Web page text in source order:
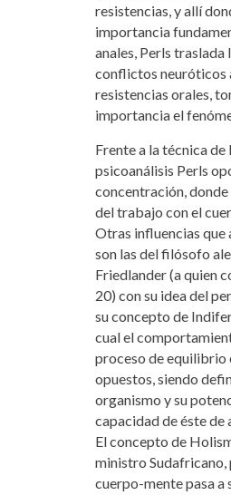
resistencias, y allí
importancia
anales, Perls traslada
conflictos neuróticos
resistencias orales,
importancia el
Frente a la técnica
psicoanálisis Perls
concentración,
del trabajo con el
Otras influencias que
son las del filósofo
Friedlander (a quien
20) con su idea del
su concepto de
cual el
proceso de equilibrio
opuestos, siendo
organismo y su
capacidad de éste de
El concepto de
ministro Sudafricano,
cuerpo-mente pasa a